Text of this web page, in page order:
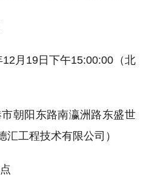
月19日下午15:00:00（北
朝阳东路南瀛洲路东盛世
工程技术有限公司）